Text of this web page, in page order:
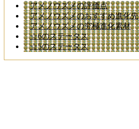
アメノウズメの評価点
アメノウズメのおすすめ進化先
アメノウズメの究極進化素材
☆6のステータス
☆5のステータス